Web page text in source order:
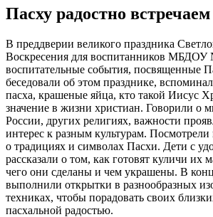
Пасху радостно встречаем
В преддверии великого праздника
Воскресения для воспитанников МБДОУ
воспитательные события, посвященные
беседовали об этом празднике,
пасха, крашеные яйца, кто такой Иисус
значение в жизни христиан. Говорили о
России, других религиях, важности
интерес к разным культурам.
о традициях и символах Пасхи. Дети с
рассказали о том, как готовят куличи их
чего они сделаны и чем украшены. В
выполнили открытки в разнообразных
техниках, чтобы порадовать своих
пасхальной радостью.